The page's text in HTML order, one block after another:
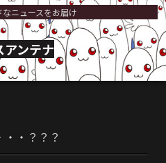
ニュースをお届け
アンテナ
・？？？